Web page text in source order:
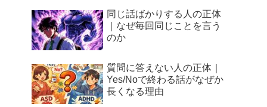
同じ話ばかりする人の正体
｜なぜ毎回同じことを言う
のか
質問に答えない人の正体｜
Yes/Noで終わる話がなぜか
長くなる理由